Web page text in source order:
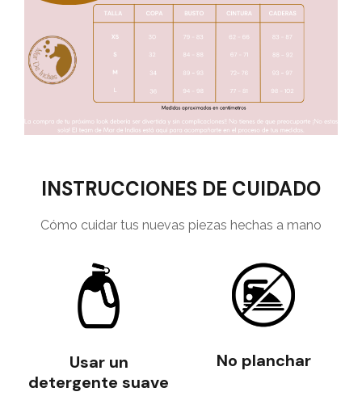
INSTRUCCIONES DE CUIDADO
Cómo cuidar tus nuevas piezas hechas a mano
Usar un
detergente suave
No planchar